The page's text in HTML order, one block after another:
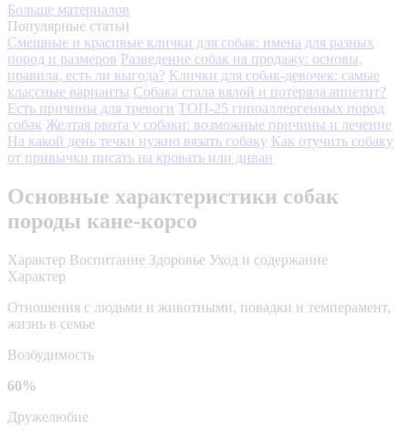
Больше материалов
Популярные статьи
Смешные и красивые клички для собак: имена для разных
пород и размеров Разведение собак на продажу: основы,
правила, есть ли выгода? Клички для собак-девочек: самые
классные варианты Собака стала вялой и потеряла аппетит?
Есть причины для тревоги ТОП-25 гипоаллергенных пород
собак Желтая рвота у собаки: возможные причины и лечение
На какой день течки нужно вязать собаку Как отучить собаку
от привычки писать на кровать или диван
Основные характеристики собак
породы кане-корсо
Характер Воспитание Здоровье Уход и содержание
Характер
Отношения с людьми и животными, повадки и темперамент,
жизнь в семье
Возбудимость
60%
Дружелюбие